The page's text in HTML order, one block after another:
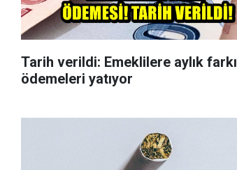
Tarih verildi: Emeklilere aylık farkı
ödemeleri yatıyor